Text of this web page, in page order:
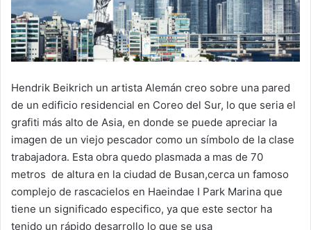
Hendrik Beikrich un artista Alemán creo sobre una pared
de un edificio residencial en Coreo del Sur, lo que seria el
grafiti más alto de Asia, en donde se puede apreciar la
imagen de un viejo pescador como un símbolo de la clase
trabajadora. Esta obra quedo plasmada a mas de 70
metros de altura en la ciudad de Busan,cerca un famoso
complejo de rascacielos en Haeindae I Park Marina que
tiene un significado especifico, ya que este sector ha
tenido un rápido desarrollo lo que se usa